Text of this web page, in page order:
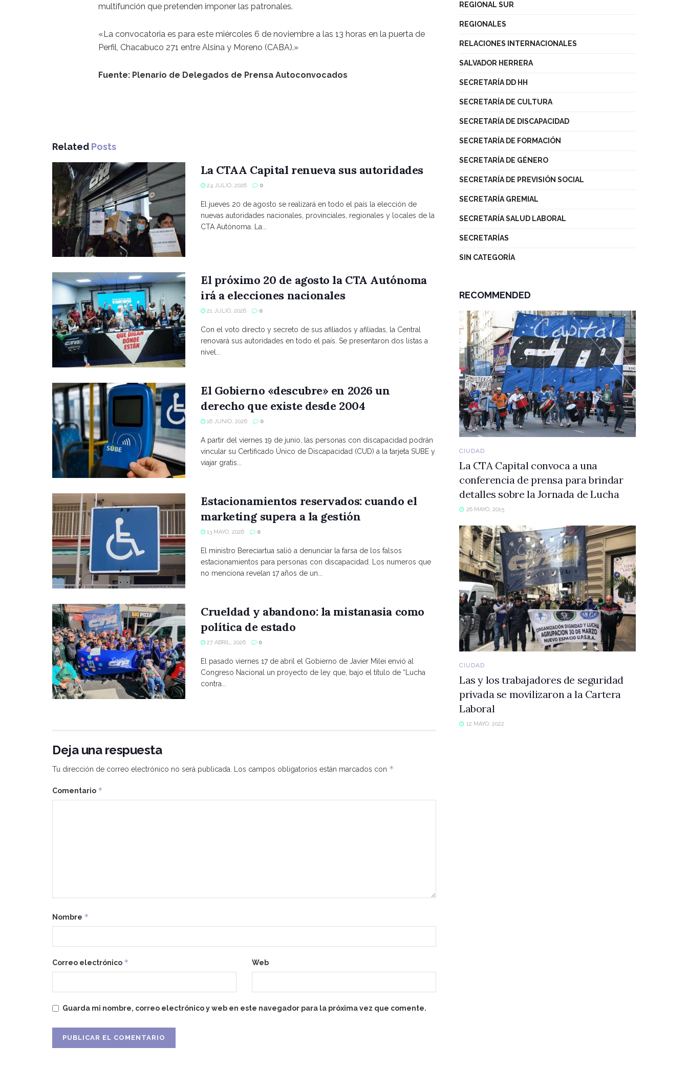
multifunción que pretenden imponer las patronales.
«La convocatoria es para este miércoles 6 de noviembre a las 13 horas en la puerta de
Perfil, Chacabuco 271 entre Alsina y Moreno (CABA).»
Fuente: Plenario de Delegados de Prensa Autoconvocados
Related Posts
La CTAA Capital renueva sus autoridades
24 JULIO, 2026 0
El jueves 20 de agosto se realizará en todo el país la elección de
nuevas autoridades nacionales, provinciales, regionales y locales de la
CTA Autónoma. La...
El próximo 20 de agosto la CTA Autónoma
irá a elecciones nacionales
21 JULIO, 2026 0
Con el voto directo y secreto de sus afiliados y afiliadas, la Central
renovará sus autoridades en todo el país. Se presentaron dos listas a
nivel...
El Gobierno «descubre» en 2026 un
derecho que existe desde 2004
16 JUNIO, 2026 0
A partir del viernes 19 de junio, las personas con discapacidad podrán
vincular su Certificado Único de Discapacidad (CUD) a la tarjeta SUBE y
viajar gratis...
Estacionamientos reservados: cuando el
marketing supera a la gestión
13 MAYO, 2026 0
El ministro Bereciartua salió a denunciar la farsa de los falsos
estacionamientos para personas con discapacidad. Los numeros que
no menciona revelan 17 años de un...
Crueldad y abandono: la mistanasia como
política de estado
27 ABRIL, 2026 0
El pasado viernes 17 de abril el Gobierno de Javier Milei envió al
Congreso Nacional un proyecto de ley que, bajo el título de “Lucha
contra...
Deja una respuesta
Tu dirección de correo electrónico no será publicada. Los campos obligatorios están marcados con *
Comentario *
Nombre *
Correo electrónico * Web
Guarda mi nombre, correo electrónico y web en este navegador para la próxima vez que comente.
REGIONAL SUR
REGIONALES
RELACIONES INTERNACIONALES
SALVADOR HERRERA
SECRETARÍA DD HH
SECRETARÍA DE CULTURA
SECRETARÍA DE DISCAPACIDAD
SECRETARÍA DE FORMACIÓN
SECRETARÍA DE GÉNERO
SECRETARÍA DE PREVISIÓN SOCIAL
SECRETARÍA GREMIAL
SECRETARÍA SALUD LABORAL
SECRETARÍAS
SIN CATEGORÍA
RECOMMENDED
CIUDAD
La CTA Capital convoca a una
conferencia de prensa para brindar
detalles sobre la Jornada de Lucha
26 MAYO, 2015
CIUDAD
Las y los trabajadores de seguridad
privada se movilizaron a la Cartera
Laboral
12 MAYO, 2022